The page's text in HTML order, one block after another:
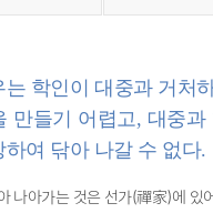
는 학인이 대중과 거처
만들기 어렵고, 대중
하여 닦아 나갈 수 없다.
나아가는 것은 선가(禪家)에 있